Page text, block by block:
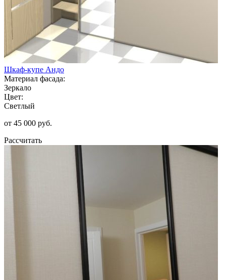
Шкаф-купе Андо
Материал фасада:
Зеркало
Цвет:
Светлый
от 45 000 руб.
Рассчитать